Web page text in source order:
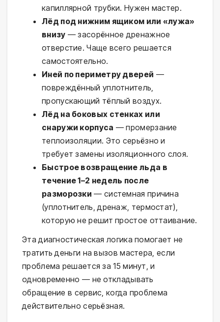
капиллярной трубки. Нужен мастер.
Лёд под нижним ящиком или «лужа»
внизу — засорённое дренажное
отверстие. Чаще всего решается
самостоятельно.
Иней по периметру дверей —
повреждённый уплотнитель,
пропускающий тёплый воздух.
Лёд на боковых стенках или
снаружи корпуса — промерзание
теплоизоляции. Это серьёзно и
требует замены изоляционного слоя.
Быстрое возвращение льда в
течение 1–2 недель после
разморозки — системная причина
(уплотнитель, дренаж, термостат),
которую не решит простое оттаивание.
Эта диагностическая логика помогает не
тратить деньги на вызов мастера, если
проблема решается за 15 минут, и
одновременно — не откладывать
обращение в сервис, когда проблема
действительно серьёзная.